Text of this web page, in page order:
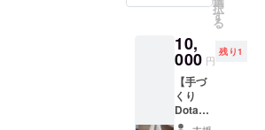
日程要
日を備
考欄に
ご記入
よろし
くお願
いいた
いに包
ん。そ
の分美
味しく
見える
工夫を
全力で
させて
いただ
きま
す。
ていま
す。 全
島or福
岡の農
家さん
手紙を
添え
て。 パ
ターン
作成か
らデザ
イン、
択
す
る
10,
000 円
残り1
【手づ
くり
Dotanb
a農